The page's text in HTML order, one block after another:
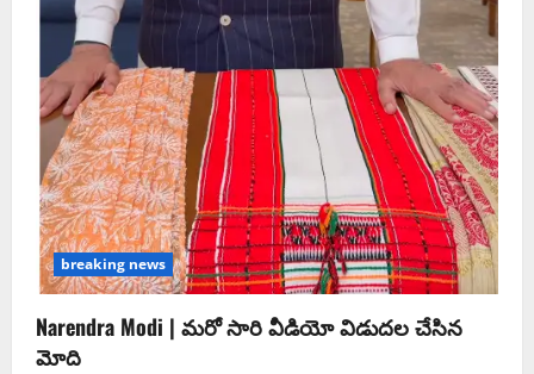
breaking news
Narendra Modi | మ‌రో సారి వీడియో విడుద‌ల చేసిన
మోది